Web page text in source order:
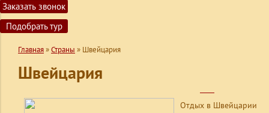
Заказать звонок
Подобрать тур
ВИЗЫ
Главная»Страны » Швейцария
Швейцария
Отдых в Швейцарии